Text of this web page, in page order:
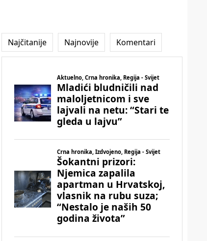
Najčitanije Najnovije Komentari